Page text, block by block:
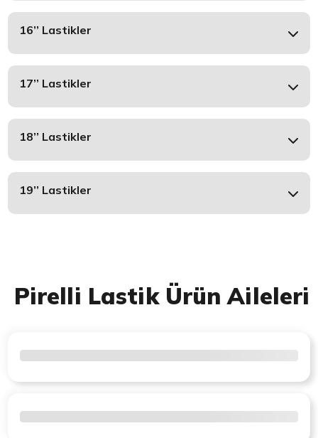
16’’ Lastikler
17’’ Lastikler
18’’ Lastikler
19’’ Lastikler
Pirelli Lastik Ürün Aileleri